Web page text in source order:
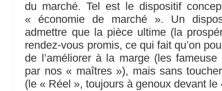
du marché. Tel est le dispositif
« économie de marché ». Un
admettre que la pièce ultime (la
rendez-vous promis, ce qui fait qu’on
de l’améliorer à la marge (les
par nos « maîtres »), mais sans
(le « Réel », toujours à genoux devant le